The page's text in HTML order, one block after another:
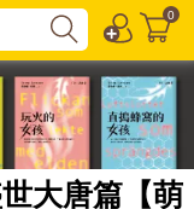
0
大唐篇【萌